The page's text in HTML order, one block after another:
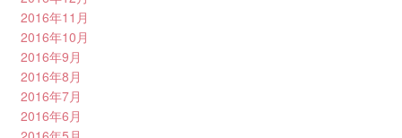
2016年11月
2016年10月
2016年9月
2016年8月
2016年7月
2016年6月